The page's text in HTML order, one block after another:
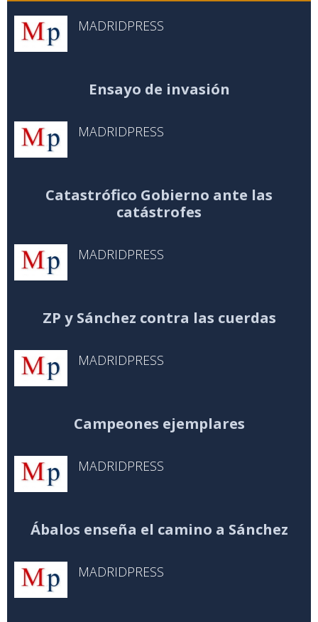
MADRIDPRESS
Ensayo de invasión
MADRIDPRESS
Catastrófico Gobierno ante las
catástrofes
MADRIDPRESS
ZP y Sánchez contra las cuerdas
MADRIDPRESS
Campeones ejemplares
MADRIDPRESS
Ábalos enseña el camino a Sánchez
MADRIDPRESS